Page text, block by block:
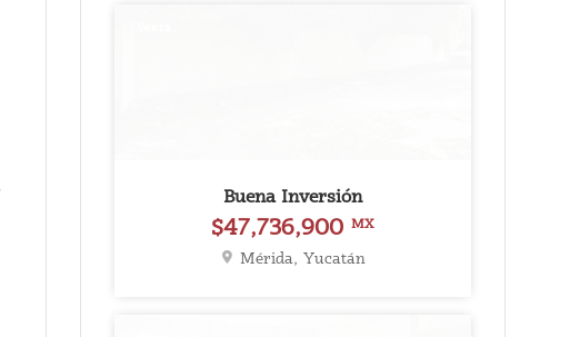
Buena Inversión
$47,736,900MX
Mérida, Yucatán